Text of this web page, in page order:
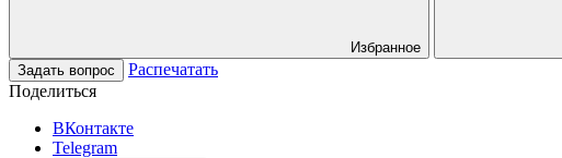
Избранное
Задать вопрос
Распечатать
Поделиться
ВКонтакте
Telegram